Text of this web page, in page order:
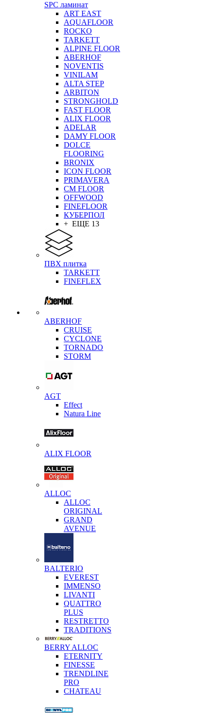
SPC ламинат
ART EAST
AQUAFLOOR
ROCKO
TARKETT
ALPINE FLOOR
ABERHOF
NOVENTIS
VINILAM
ALTA STEP
ARBITON
STRONGHOLD
FAST FLOOR
ALIX FLOOR
ADELAR
DAMY FLOOR
DOLCE
FLOORING
BRONIX
ICON FLOOR
PRIMAVERA
CM FLOOR
OFFWOOD
FINEFLOOR
КУБЕРПОЛ
+ ЕЩЕ 13
ПВХ плитка
TARKETT
FINEFLEX
ABERHOF
CRUISE
CYCLONE
TORNADO
STORM
AGT
Effect
Natura Line
ALIX FLOOR
ALLOC
ALLOC
ORIGINAL
GRAND
AVENUE
BALTERIO
EVEREST
IMMENSO
LIVANTI
QUATTRO
PLUS
RESTRETTO
TRADITIONS
BERRY ALLOC
ETERNITY
FINESSE
TRENDLINE
PRO
CHATEAU